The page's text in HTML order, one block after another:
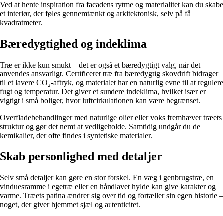
Ved at hente inspiration fra facadens rytme og materialitet kan du skabe
et interiør, der føles gennemtænkt og arkitektonisk, selv på få
kvadratmeter.
Bæredygtighed og indeklima
Træ er ikke kun smukt – det er også et bæredygtigt valg, når det
anvendes ansvarligt. Certificeret træ fra bæredygtig skovdrift bidrager
til et lavere CO₂-aftryk, og materialet har en naturlig evne til at regulere
fugt og temperatur. Det giver et sundere indeklima, hvilket især er
vigtigt i små boliger, hvor luftcirkulationen kan være begrænset.
Overfladebehandlinger med naturlige olier eller voks fremhæver træets
struktur og gør det nemt at vedligeholde. Samtidig undgår du de
kemikalier, der ofte findes i syntetiske materialer.
Skab personlighed med detaljer
Selv små detaljer kan gøre en stor forskel. En væg i genbrugstræ, en
vinduesramme i egetræ eller en håndlavet hylde kan give karakter og
varme. Træets patina ændrer sig over tid og fortæller sin egen historie –
noget, der giver hjemmet sjæl og autenticitet.